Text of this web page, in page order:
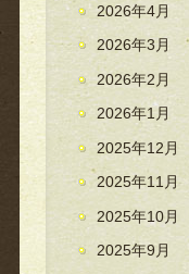
2026年4月
2026年3月
2026年2月
2026年1月
2025年12月
2025年11月
2025年10月
2025年9月